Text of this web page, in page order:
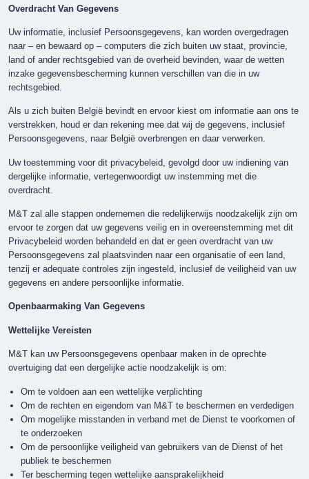
Overdracht Van Gegevens
Uw informatie, inclusief Persoonsgegevens, kan worden overgedragen
naar – en bewaard op – computers die zich buiten uw staat, provincie,
land of ander rechtsgebied van de overheid bevinden, waar de wetten
inzake gegevensbescherming kunnen verschillen van die in uw
rechtsgebied.
Als u zich buiten België bevindt en ervoor kiest om informatie aan ons te
verstrekken, houd er dan rekening mee dat wij de gegevens, inclusief
Persoonsgegevens, naar België overbrengen en daar verwerken.
Uw toestemming voor dit privacybeleid, gevolgd door uw indiening van
dergelijke informatie, vertegenwoordigt uw instemming met die
overdracht.
M&T zal alle stappen ondernemen die redelijkerwijs noodzakelijk zijn om
ervoor te zorgen dat uw gegevens veilig en in overeenstemming met dit
Privacybeleid worden behandeld en dat er geen overdracht van uw
Persoonsgegevens zal plaatsvinden naar een organisatie of een land,
tenzij er adequate controles zijn ingesteld, inclusief de veiligheid van uw
gegevens en andere persoonlijke informatie.
Openbaarmaking Van Gegevens
Wettelijke Vereisten
M&T kan uw Persoonsgegevens openbaar maken in de oprechte
overtuiging dat een dergelijke actie noodzakelijk is om:
Om te voldoen aan een wettelijke verplichting
Om de rechten en eigendom van M&T te beschermen en verdedigen
Om mogelijke misstanden in verband met de Dienst te voorkomen of
te onderzoeken
Om de persoonlijke veiligheid van gebruikers van de Dienst of het
publiek te beschermen
Ter bescherming tegen wettelijke aansprakelijkheid